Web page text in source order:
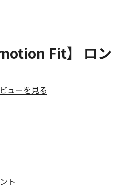
Fit】 ロン
ューを見る
ト